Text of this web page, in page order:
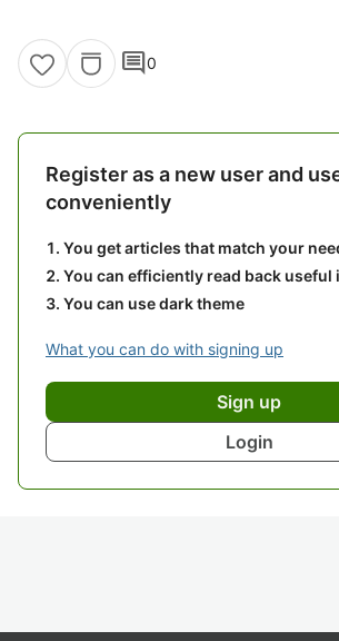
comment0
Register as a new user and
conveniently
You get articles that match your
You can efficiently read back
You can use dark theme
What you can do with signing up
Sign up
Login